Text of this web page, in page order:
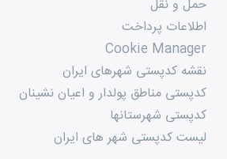
حمل و نقل
اطلاعات پرداخت
Cookie Manager
نقشه کدپستی شهرهای ایران
کدپستی مناطق پولدار و اعیان نشینان
کدپستی شهرستانها
لیست کدپستی شهر های ایران